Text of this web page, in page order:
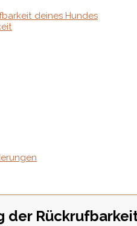
deines Hundes
der